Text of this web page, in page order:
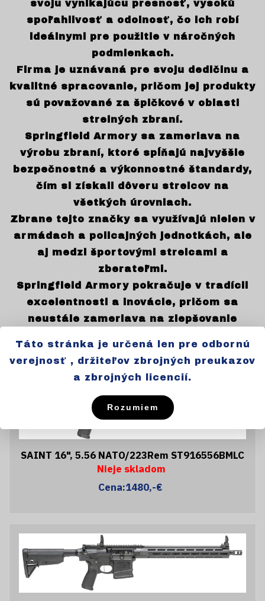
svoju vynikajúcu presnosť, vysokú
spoľahlivosť a odolnosť, čo ich robí
ideálnymi pre použitie v náročných
podmienkach.
Firma je uznávaná pre svoju dedičinu a
kvalitné spracovanie, pričom jej produkty
sú považované za špičkové v oblasti
strelných zbraní.
Springfield Armory sa zameriava na
výrobu zbraní, ktoré spĺňajú najvyššie
bezpečnostné a výkonnostné štandardy,
čím si získali dôveru strelcov na
všetkých úrovniach.
Zbrane tejto značky sa využívajú nielen v
armádach a policajných jednotkách, ale
aj medzi športovými strelcami a
zberateľmi.
Springfield Armory pokračuje v tradícii
excelentnosti a inovácie, pričom sa
neustále zameriava na zlepšovanie
moderným požiadavkám trhu.
SAINT 16", 5.56 NATO/223Rem ST916556BMLC
Nieje skladom
Cena:1480,-€
Táto stránka je určená len pre odbornú
verejnosť , držiteľov zbrojných preukazov
a zbrojných licencií.
Rozumiem